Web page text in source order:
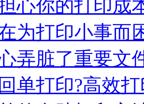
心你的打印成
为打印小事而
弄脏了重要文
单打印?高效